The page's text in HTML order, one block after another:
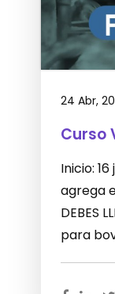
24 Abr,
Curso
Inicio:
agrega
DEBES
para